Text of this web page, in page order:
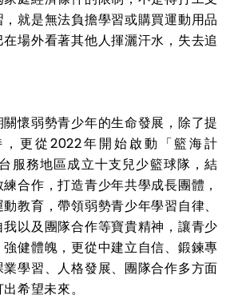
就是無法負擔學習或購買運動用品
場外看著其他人揮灑汗水，失去追
懷弱勢青少年的生命發展，除了提
更從2022年開始啟動「籃海計
服務地區成立十支兒少籃球隊，結
合作，打造青少年共學成長團體，
教育，帶領弱勢青少年學習自律、
以及團隊合作等寶貴精神，讓青少
健體魄，更從中建立自信、鍛鍊專
學習、人格發展、團隊合作多方面
希望未來。